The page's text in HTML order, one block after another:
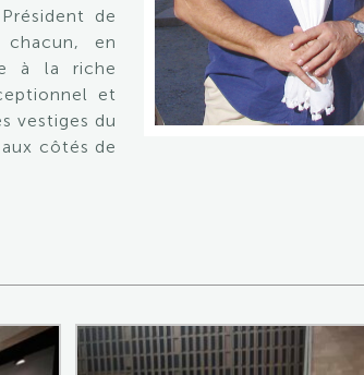
de
en
à la riche
et
vestiges du
côtés de